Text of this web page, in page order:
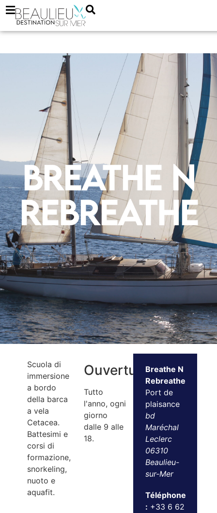
Breathe N
Rebreathe
Scuola di
immersione
a bordo
della barca
a vela
Cetacea.
Battesimi e
corsi di
formazione,
snorkeling,
nuoto e
aquafit.
Ouvertures
Tutto
l'anno, ogni
giorno
dalle 9 alle
18.
Breathe N
Rebreathe
Port de
plaisance
bd
Maréchal
Leclerc
06310
Beaulieu-
sur-Mer
Téléphone
: +33 6 62